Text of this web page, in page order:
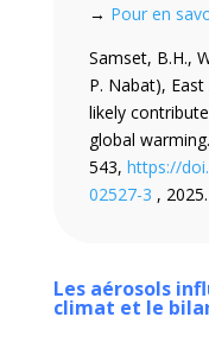
→ Pour en
Samset, B.H.,
P. Nabat),
likely
global
543, https://
02527-3 , 2025.
Les aérosols
climat et le